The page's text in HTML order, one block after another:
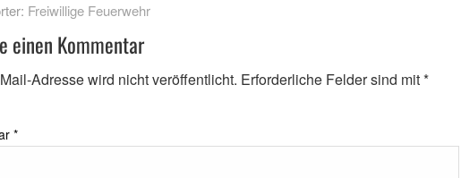
Freiwillige Feuerwehr
einen Kommentar
Adresse wird nicht veröffentlicht. Erforderliche Felder sind mit*
*